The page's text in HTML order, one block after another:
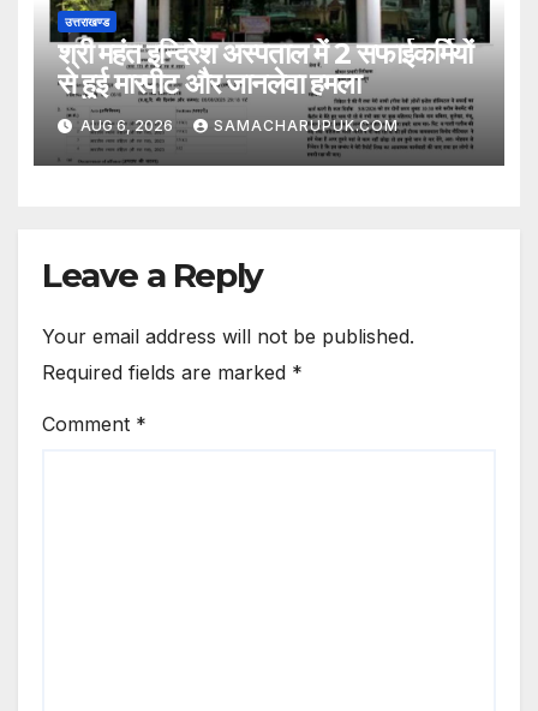
उत्तराखण्ड
श्री महंत इन्दिरेश अस्पताल में 2 सफाईकर्मियों
से हुई मारपीट और जानलेवा हमला
AUG 6, 2026 SAMACHARUPUK.COM
Leave a Reply
Your email address will not be published.
Required fields are marked *
Comment *